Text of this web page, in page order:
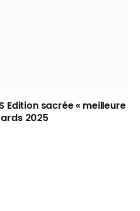
Edition sacrée « meilleure
2025